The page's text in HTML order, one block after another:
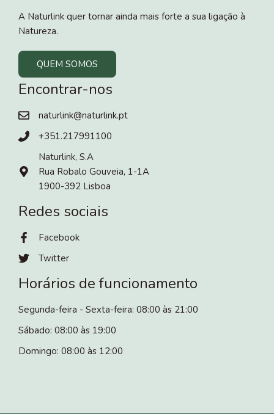
A Naturlink quer tornar ainda mais forte a sua ligação à
Natureza.
QUEM SOMOS
Encontrar-nos
naturlink@naturlink.pt
+351.217991100
Naturlink, S.A
Rua Robalo Gouveia, 1-1A
1900-392 Lisboa
Redes sociais
Facebook
Twitter
Horários de funcionamento
Segunda-feira - Sexta-feira: 08:00 às 21:00
Sábado: 08:00 às 19:00
Domingo: 08:00 às 12:00